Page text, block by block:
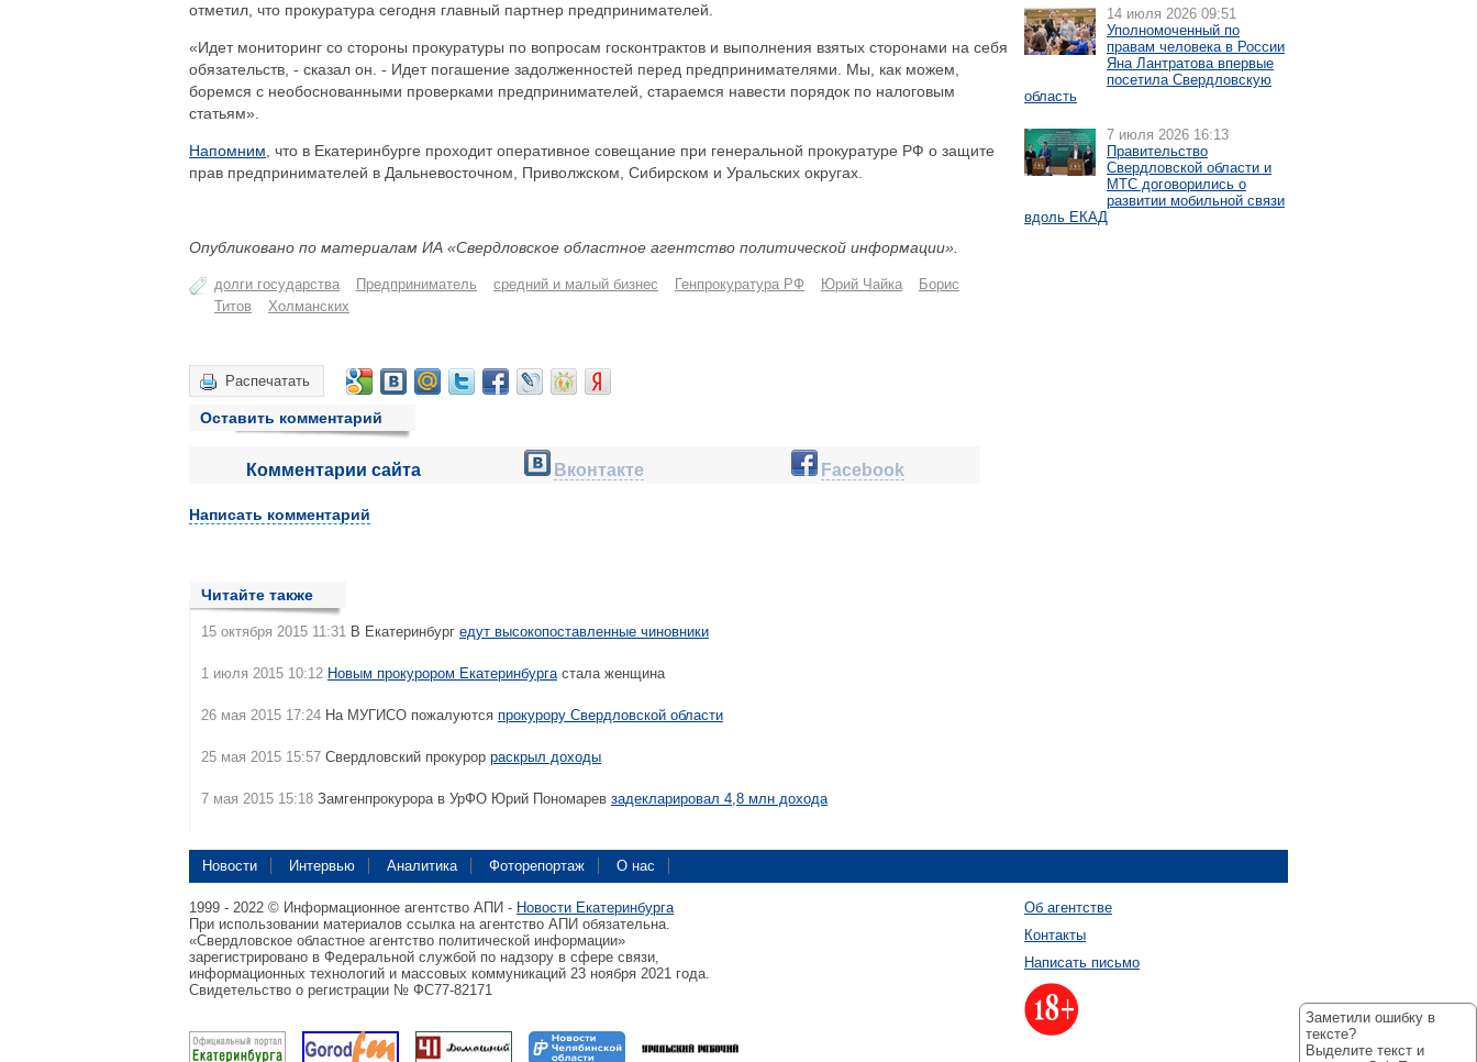
отметил, что прокуратура сегодня главный партнер предпринимателей.
«Идет мониторинг со стороны прокуратуры по вопросам госконтрактов и выполнения взятых сторонами на себя
обязательств, - сказал он. - Идет погашение задолженностей перед предпринимателями. Мы, как можем,
боремся с необоснованными проверками предпринимателей, стараемся навести порядок по налоговым
статьям».
Напомним , что в Екатеринбурге проходит оперативное совещание при генеральной прокуратуре РФ о защите
прав предпринимателей в Дальневосточном, Приволжском, Сибирском и Уральских округах.
Опубликовано по материалам ИА «Свердловское областное агентство политической информации».
долги государства Предприниматель средний и малый бизнес Генпрокуратура РФ Юрий Чайка
Борис
Титов
Холманских
Распечатать
Оставить комментарий
Комментарии сайта Вконтакте Facebook
Написать комментарий
Читайте также
15 октября 2015 11:31 В Екатеринбург едут высокопоставленные чиновники
1 июля 2015 10:12 Новым прокурором Екатеринбургастала женщина
26 мая 2015 17:24 На МУГИСО пожалуются прокурору Свердловской области
25 мая 2015 15:57 Свердловский прокурор раскрыл доходы
7 мая 2015 15:18 Замгенпрокурора в УрФО Юрий Пономарев задекларировал 4,8 млн дохода
14 июля 2026 09:51
Уполномоченный по
правам человека в России
Яна Лантратова впервые
посетила Свердловскую
область
7 июля 2026 16:13
Правительство
Свердловской области и
МТС договорились о
развитии мобильной связи
вдоль ЕКАД
Новости Интервью Аналитика Фоторепортаж О нас
1999 - 2022 © Информационное агентство АПИ - Новости Екатеринбурга
При использовании материалов ссылка на агентство АПИ обязательна.
«Свердловское областное агентство политической информации»
зарегистрировано в Федеральной службой по надзору в сфере связи,
информационных технологий и массовых коммуникаций 23 ноября 2021 года.
Свидетельство о регистрации № ФС77-82171
Об агентстве
Контакты
Написать письмо
Заметили ошибку в
тексте?
Выделите текст и